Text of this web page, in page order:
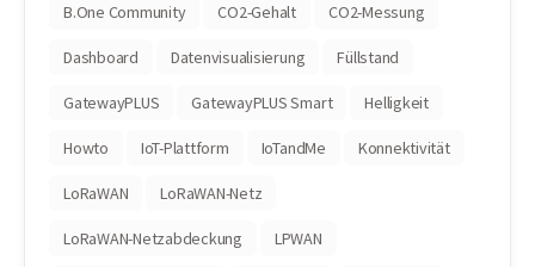
B.One Community CO2-Gehalt CO2-Messung
Dashboard Datenvisualisierung Füllstand
GatewayPLUS GatewayPLUS Smart Helligkeit
Howto IoT-Plattform IoTandMe Konnektivität
LoRaWAN LoRaWAN-Netz
LoRaWAN-Netzabdeckung LPWAN